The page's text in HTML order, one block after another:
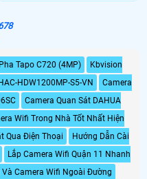
78
Tapo C720 (4MP)
Kbvision
HDW1200MP-S5-VN
Camera
Camera Quan Sát DAHUA
Wifi Trong Nhà Tốt Nhất Hiện
Qua Điện Thoại
Hướng Dẫn Cài
Lắp Camera Wifi Quận 11 Nhanh
Camera Wifi Ngoài Đường